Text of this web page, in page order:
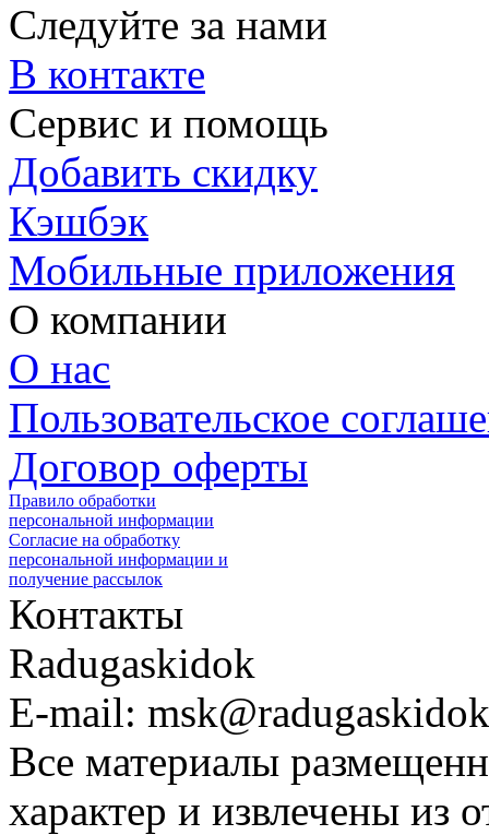
Следуйте за нами
В контакте
Сервис и помощь
Добавить скидку
Кэшбэк
Мобильные приложения
О компании
О нас
Пользовательское
Договор оферты
Правило обработки
персональной информации
Согласие на обработку
персональной информации и
получение рассылок
Контакты
Radugaskidok
E-mail:
Все материалы
характер и извлечены из